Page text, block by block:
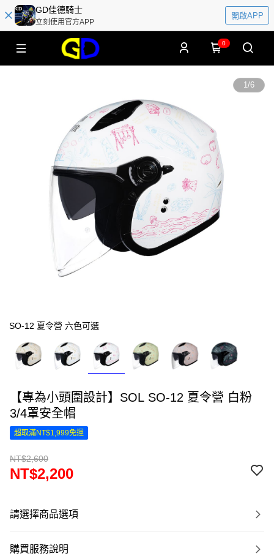
GD佳德騎士
立刻使用官方APP
開啟APP
0
1/6
SO-12 夏令營 六色可選
【專為小頭圍設計】SOL SO-12 夏令營 白粉
3/4罩安全帽
超取滿NT$1,999免運
NT$2,600
NT$2,200
請選擇商品選項
購買服務說明